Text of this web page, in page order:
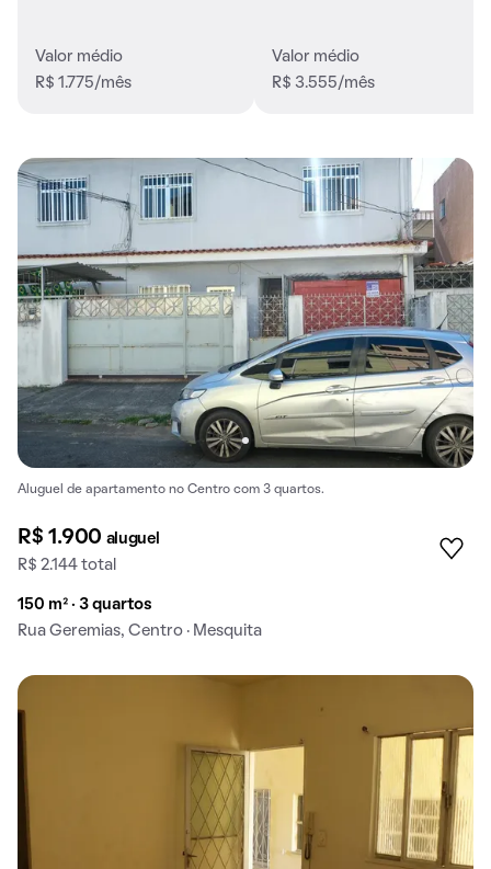
Valor médio
R$ 1.775/mês
Valor médio
R$ 3.555/mês
Aluguel de apartamento no Centro com 3 quartos.
R$ 1.900 aluguel
R$ 2.144 total
150 m² · 3 quartos
Rua Geremias, Centro · Mesquita